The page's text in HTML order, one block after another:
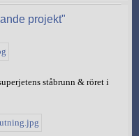
projekt"
ståbrunn & röret i